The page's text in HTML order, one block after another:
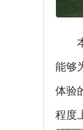
能够
体验
程度